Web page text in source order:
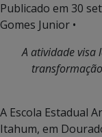
Publicado em 30
Gomes Junior •
A atividade visa
A Escola Estadual
Itahum, em